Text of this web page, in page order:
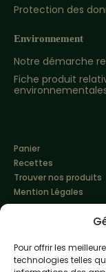
Pour offrir les
technologies telles
Protection des
Environnement
Notre démarche
Fiche produit
Panier
Recettes
Trouver nos produits
Mention Légales